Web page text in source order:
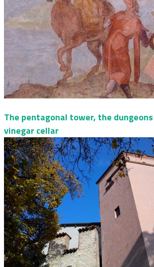
The pentagonal tower, the
vinegar cellar